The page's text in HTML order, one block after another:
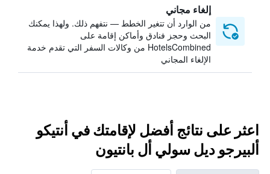
إلغاء مجاني
من الوارد أن تتغير الخطط — نتفهم ذلك. ولهذا يمكنك
البحث وحجز فنادق وأماكن إقامة على
HotelsCombined من وكالات السفر التي تقدم خدمة
الإلغاء المجاني
اعثر على نتائج أفضل لإقامتك في أنتيكو
ألبيرجو ديل سولي أل بانتيون